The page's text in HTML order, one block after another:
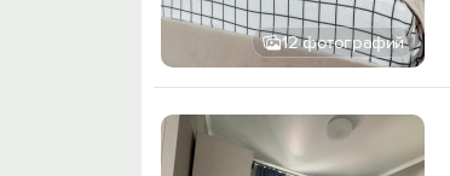
12 фотографий